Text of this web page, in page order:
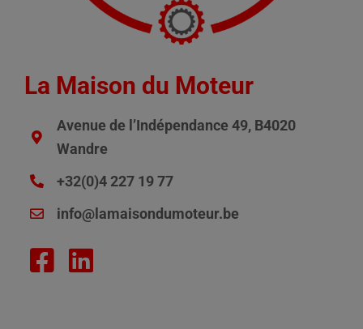
La Maison du Moteur
Avenue de l’Indépendance 49, B4020
Wandre
+32(0)4 227 19 77
info@lamaisondumoteur.be